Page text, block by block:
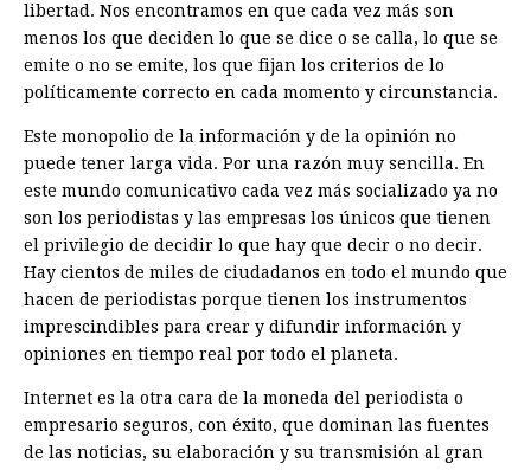
libertad. Nos encontramos en que cada vez más son
menos los que deciden lo que se dice o se calla, lo que se
emite o no se emite, los que fijan los criterios de lo
políticamente correcto en cada momento y circunstancia.
Este monopolio de la información y de la opinión no
puede tener larga vida. Por una razón muy sencilla. En
este mundo comunicativo cada vez más socializado ya no
son los periodistas y las empresas los únicos que tienen
el privilegio de decidir lo que hay que decir o no decir.
Hay cientos de miles de ciudadanos en todo el mundo que
hacen de periodistas porque tienen los instrumentos
imprescindibles para crear y difundir información y
opiniones en tiempo real por todo el planeta.
Internet es la otra cara de la moneda del periodista o
empresario seguros, con éxito, que dominan las fuentes
de las noticias, su elaboración y su transmisión al gran